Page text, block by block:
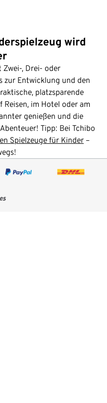
wird
Zwei-, Drei- oder
zur Entwicklung und den
platzsparende
Reisen, im Hotel oder am
genießen und die
Tipp: Bei Tchibo
Spielzeuge für Kinder –